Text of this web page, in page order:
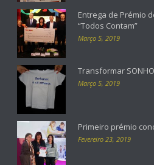
Entrega de Prémio
“Todos Contam”
Março 5, 2019
Transformar SONHO
Março 5, 2019
Primeiro prémio
Fevereiro 23, 2019